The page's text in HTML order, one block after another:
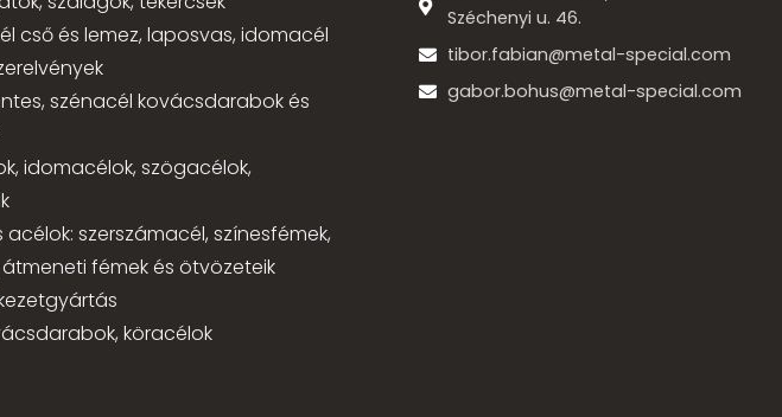
cső és lemez, laposvas, idomacél
szénacél kovácsdarabok és
idomacélok, szögacélok,
acélok: szerszámacél, színesfémek,
fémek és ötvözeteik
köracélok
Széchenyi u. 46.
tibor.fabian@metal-special.com
gabor.bohus@metal-special.com